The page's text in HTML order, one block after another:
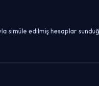
simüle edilmiş hesaplar